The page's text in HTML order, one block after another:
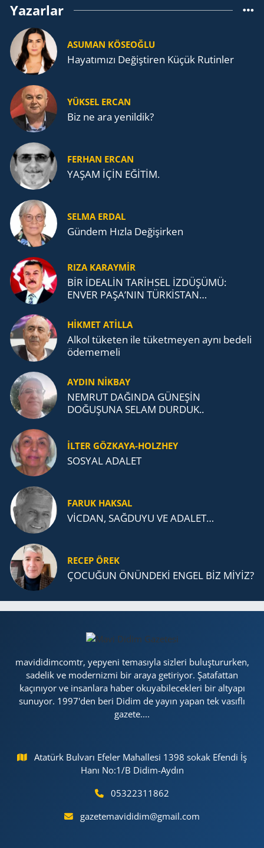
Yazarlar
ASUMAN KÖSEOĞLU
Ha­ya­tı­mı­zı De­ğiş­ti­ren Küçük Ru­tin­ler
YÜKSEL ERCAN
Biz ne ara yenildik?
FERHAN ERCAN
YAŞAM İÇİN EĞİTİM.
SELMA ERDAL
Gündem Hızla Değişirken
RIZA KARAYMIR
BİR İDEALİN TARİHSEL İZDÜŞÜMÜ:
ENVER PAŞA’NIN TÜRKİSTAN
TEŞKİLATI’NA UZANAN MİRASI
HİKMET ATİLLA
Alkol tü­ke­ten ile tü­ket­me­yen aynı be­de­li
öde­me­me­li
AYDIN NİKBAY
NEMRUT DAĞINDA GÜNEŞİN
DOĞUŞUNA SELAM DURDUK..
İLTER GÖZKAYA-HOLZHEY
SOSYAL ADALET
FARUK HAKSAL
VİCDAN, SAĞ­DU­YU VE ADA­LET…
RECEP ÖREK
ÇOCUĞUN ÖNÜNDEKİ ENGEL BİZ MİYİZ?
mavididimcomtr, yepyeni temasıyla sizleri buluştururken,
sadelik ve modernizmi bir araya getiriyor. Şatafattan
kaçınıyor ve insanlara haber okuyabilecekleri bir altyapı
sunuyor. 1997'den beri Didim de yayın yapan tek vasıflı
gazete....
Atatürk Bulvarı Efeler Mahallesi 1398 sokak Efendi İş
Hanı No:1/B Didim-Aydın
05322311862
gazetemavididim@gmail.com